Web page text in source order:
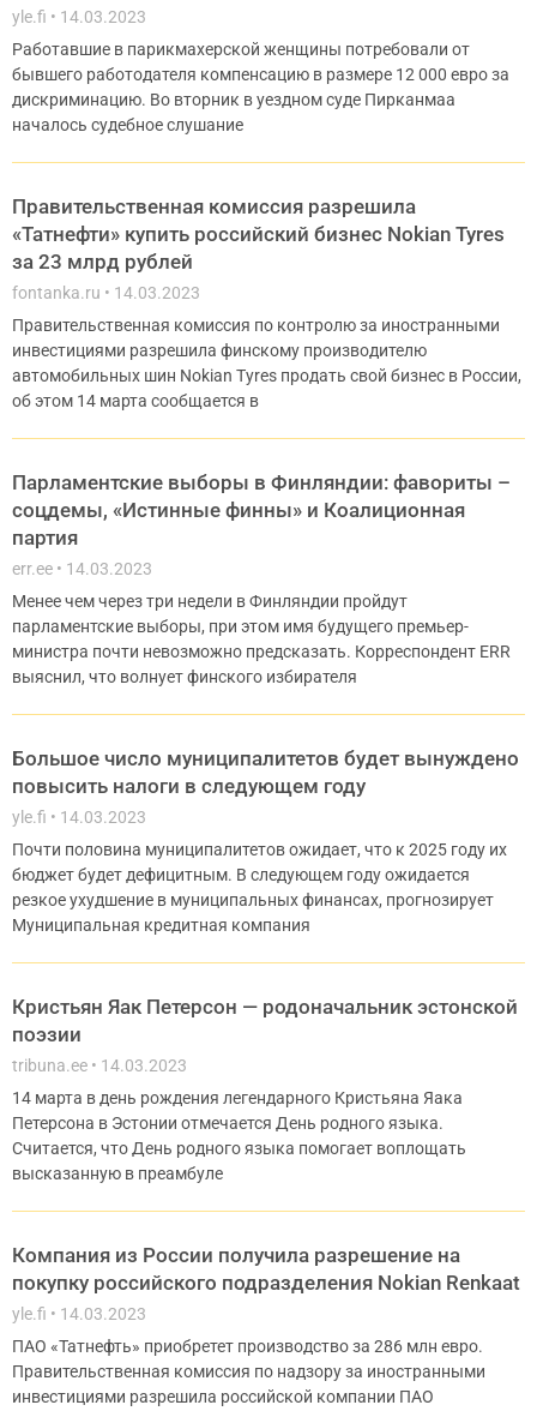
yle.fi
14.03.2023
Работавшие в парикмахерской женщины потребовали от
бывшего работодателя компенсацию в размере 12 000 евро за
дискриминацию. Во вторник в уездном суде Пирканмаа
началось судебное слушание
Правительственная комиссия разрешила
«Татнефти» купить российский бизнес Nokian Tyres
за 23 млрд рублей
fontanka.ru
14.03.2023
Правительственная комиссия по контролю за иностранными
инвестициями разрешила финскому производителю
автомобильных шин Nokian Tyres продать свой бизнес в России,
об этом 14 марта сообщается в
Парламентские выборы в Финляндии: фавориты –
соцдемы, «Истинные финны» и Коалиционная
партия
err.ee
14.03.2023
Менее чем через три недели в Финляндии пройдут
парламентские выборы, при этом имя будущего премьер-
министра почти невозможно предсказать. Корреспондент ERR
выяснил, что волнует финского избирателя
Большое число муниципалитетов будет вынуждено
повысить налоги в следующем году
yle.fi
14.03.2023
Почти половина муниципалитетов ожидает, что к 2025 году их
бюджет будет дефицитным. В следующем году ожидается
резкое ухудшение в муниципальных финансах, прогнозирует
Муниципальная кредитная компания
Кристьян Яак Петерсон — родоначальник эстонской
поэзии
tribuna.ee
14.03.2023
14 марта в день рождения легендарного Кристьяна Яака
Петерсона в Эстонии отмечается День родного языка.
Считается, что День родного языка помогает воплощать
высказанную в преамбуле
Компания из России получила разрешение на
покупку российского подразделения Nokian Renkaat
yle.fi
14.03.2023
ПАО «Татнефть» приобретет производство за 286 млн евро.
Правительственная комиссия по надзору за иностранными
инвестициями разрешила российской компании ПАО